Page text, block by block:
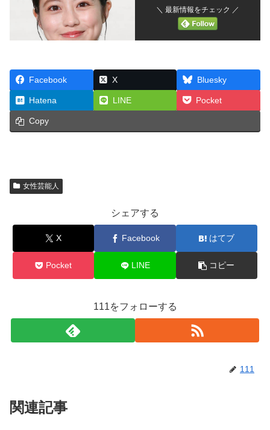
＼ 最新情報をチェック ／
Facebook X Bluesky
Hatena LINE Pocket
Copy
女性芸能人
シェアする
X Facebook はてブ
Pocket LINE コピー
111をフォローする
111
関連記事